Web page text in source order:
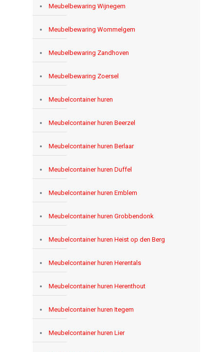
Meubelbewaring Wijnegem
Meubelbewaring Wommelgem
Meubelbewaring Zandhoven
Meubelbewaring Zoersel
Meubelcontainer huren
Meubelcontainer huren Beerzel
Meubelcontainer huren Berlaar
Meubelcontainer huren Duffel
Meubelcontainer huren Emblem
Meubelcontainer huren Grobbendonk
Meubelcontainer huren Heist op den Berg
Meubelcontainer huren Herentals
Meubelcontainer huren Herenthout
Meubelcontainer huren Itegem
Meubelcontainer huren Lier